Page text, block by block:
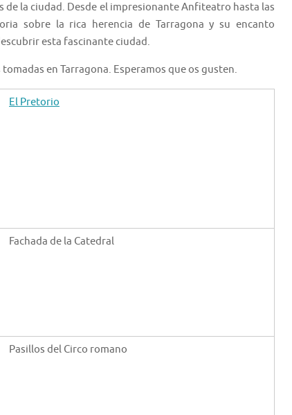
la ciudad. Desde el impresionante Anfiteatro hasta las
sobre la rica herencia de Tarragona y su encanto
esta fascinante ciudad.
en Tarragona. Esperamos que os gusten.
El Pretorio
Fachada de la Catedral
Pasillos del Circo romano